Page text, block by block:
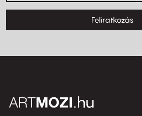
Feliratkozás